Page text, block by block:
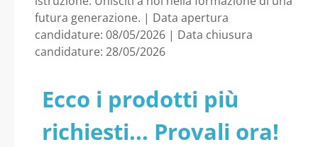
Sociale - Lazio -
ROMA CAPITALE -
Dipartimento
Organizzazione e
futura generazione. | Data apertura
candidature: 08/05/2026 | Data chiusura
candidature: 28/05/2026
Ecco i prodotti più
richiesti... Provali ora!